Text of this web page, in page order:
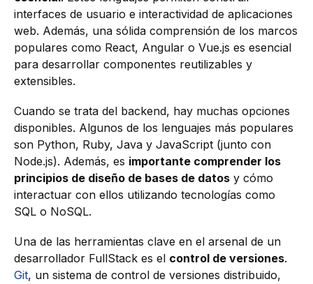
interfaces de usuario e interactividad de aplicaciones
web. Además, una sólida comprensión de los marcos
populares como React, Angular o Vue.js es esencial
para desarrollar componentes reutilizables y
extensibles.
Cuando se trata del backend, hay muchas opciones
disponibles. Algunos de los lenguajes más populares
son Python, Ruby, Java y JavaScript (junto con
Node.js). Además, es importante comprender los
principios de diseño de bases de datos y cómo
interactuar con ellos utilizando tecnologías como
SQL o NoSQL.
Una de las herramientas clave en el arsenal de un
desarrollador FullStack es el control de versiones.
Git, un sistema de control de versiones distribuido,